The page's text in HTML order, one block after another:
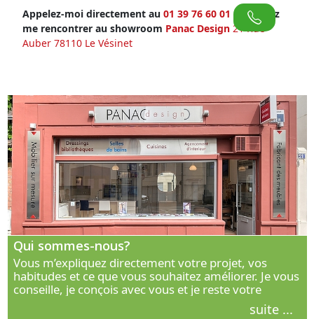
Appelez-moi directement au 01 39 76 60 01 ou venez
me rencontrer au showroom Panac Design 21 Rue
Auber 78110 Le Vésinet
Qui sommes-nous?
Vous m’expliquez directement votre projet, vos
habitudes et ce que vous souhaitez améliorer. Je vous
conseille, je conçois avec vous et je reste votre
interlocuteur principal. Découvrez ma façon de vous
suite ...